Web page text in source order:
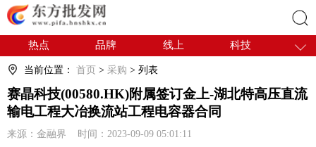
搜索
热点 品牌 线上
科技
干货
电商
会展
当前位置： 首页 > 采购 > 列表
赛晶科技(00580.HK)附属签订金上-湖北特高压直流
输电工程大冶换流站工程电容器合同
来源：金融界 时间：2023-09-09 05:01:11